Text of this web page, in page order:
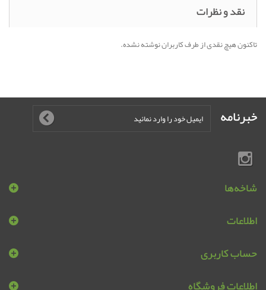
نقد و نظرات
تاکنون هیچ نقدی از طرف کاربران نوشته نشده.
خبرنامه
شاخه‌ها
اطلاعات
حساب کاربری